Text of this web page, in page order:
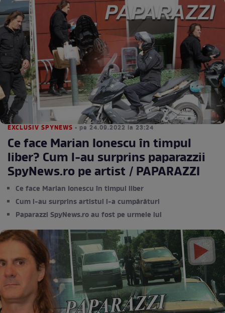
EXCLUSIV SPYNEWS • pe 24.09.2022 la 23:24
Ce face Marian Ionescu în timpul
liber? Cum l-au surprins paparazzii
SpyNews.ro pe artist / PAPARAZZI
Ce face Marian Ionescu în timpul liber
Cum l-au surprins artistul l-a cumpărături
Paparazzi SpyNews.ro au fost pe urmele lui